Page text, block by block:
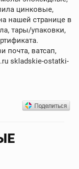
цинковые,
нашей странице в
тары/упаковки,
почта, ватсап,
skladskie-ostatki-